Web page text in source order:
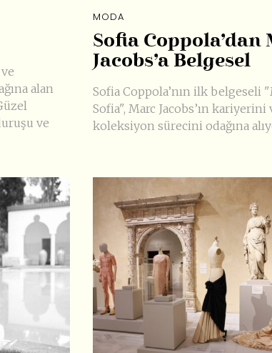
alan
ve
MODA
Sofia Coppola’dan
Jacobs’a Belgesel
Sofia Coppola’nın ilk belgeseli
Sofia", Marc Jacobs’ın kariyerini
koleksiyon sürecini odağına